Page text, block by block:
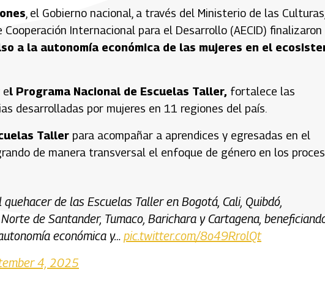
, el Gobierno nacional, a través del Ministerio de las
Internacional para el Desarrollo (AECID) finalizaron
a la autonomía económica de las mujeres en el
el Programa Nacional de Escuelas Taller, fortalece las
desarrolladas por mujeres en 11 regiones del país.
Taller para acompañar a aprendices y egresadas en el
de manera transversal el enfoque de género en los
de las Escuelas Taller en Bogotá, Cali, Quibdó,
de Santander, Tumaco, Barichara y Cartagena,
económica y… pic.twitter.com/8o49RrolQt
4, 2025